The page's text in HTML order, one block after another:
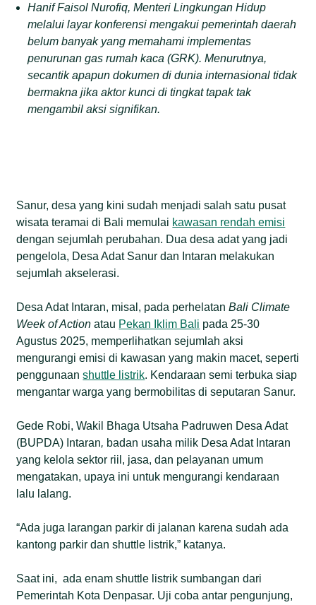
Hanif Faisol Nurofiq, Menteri Lingkungan Hidup
melalui layar konferensi mengakui pemerintah daerah
belum banyak yang memahami implementas
penurunan gas rumah kaca (GRK). Menurutnya,
secantik apapun dokumen di dunia internasional tidak
bermakna jika aktor kunci di tingkat tapak tak
mengambil aksi signifikan.
Sanur, desa yang kini sudah menjadi salah satu pusat
wisata teramai di Bali memulai kawasan rendah emisi
dengan sejumlah perubahan. Dua desa adat yang jadi
pengelola, Desa Adat Sanur dan Intaran melakukan
sejumlah akselerasi.
Desa Adat Intaran, misal, pada perhelatanBali Climate
Week of Action atau Pekan Iklim Bali pada 25-30
Agustus 2025, memperlihatkan sejumlah aksi
mengurangi emisi di kawasan yang makin macet, seperti
penggunaanshuttle listrik. Kendaraan semi terbuka siap
mengantar warga yang bermobilitas di seputaran Sanur.
Gede Robi, Wakil Bhaga Utsaha Padruwen Desa Adat
(BUPDA) Intaran, badan usaha milik Desa Adat Intaran
yang kelola sektor riil, jasa, dan pelayanan umum
mengatakan, upaya ini untuk mengurangi kendaraan
lalu lalang.
“Ada juga larangan parkir di jalanan karena sudah ada
kantong parkir dan shuttle listrik,” katanya.
Saat ini, ada enam shuttle listrik sumbangan dari
Pemerintah Kota Denpasar. Uji coba antar pengunjung,